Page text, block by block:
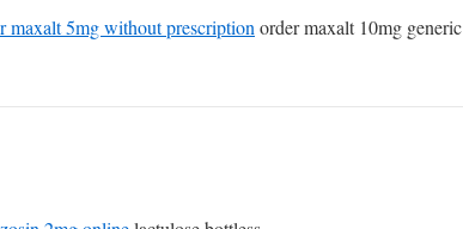
maxalt 5mg without prescription order maxalt 10mg generic